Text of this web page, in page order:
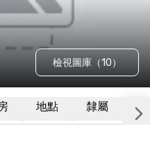
檢視圖庫（10）
地點 隸屬 更